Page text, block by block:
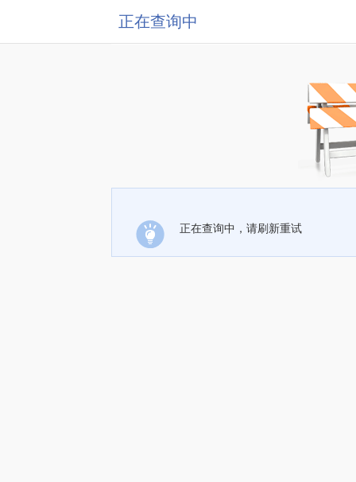
正在查询中
正在查询中，请刷新重试